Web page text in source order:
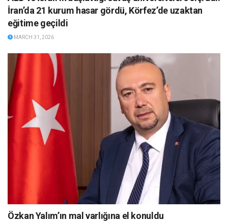
İran’da 21 kurum hasar gördü, Körfez’de uzaktan
eğitime geçildi
MARCH 31, 2026
Özkan Yalım’ın mal varlığına el konuldu